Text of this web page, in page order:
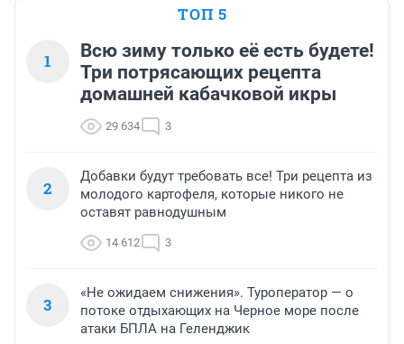
ТОП 5
1
Всю зиму только её есть будете!
Три потрясающих рецепта
домашней кабачковой икры
29 634 3
2
Добавки будут требовать все! Три рецепта из
молодого картофеля, которые никого не
оставят равнодушным
14 612 3
3
«Не ожидаем снижения». Туроператор — о
потоке отдыхающих на Черное море после
атаки БПЛА на Геленджик